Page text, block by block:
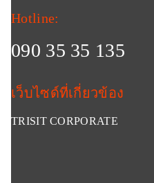
Hotline:
090 35 35 135
เว็บไซด์ที่เกี่ยวข้อง
TRISIT CORPORATE